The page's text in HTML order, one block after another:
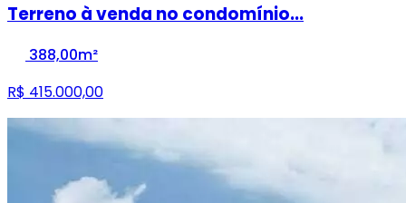
Terreno à venda no condomínio...
388,00m²
R$ 415.000,00